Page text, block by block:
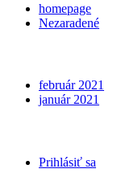
homepage
Nezaradené
február 2021
január 2021
Prihlásiť sa